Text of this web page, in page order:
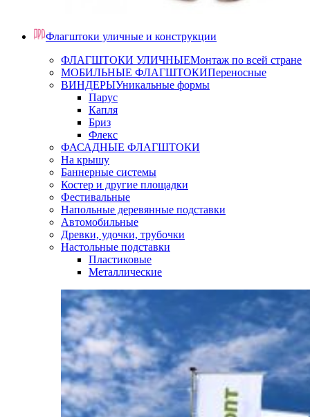
Флагштоки уличные и конструкции
ФЛАГШТОКИ УЛИЧНЫЕМонтаж по всей стране
МОБИЛЬНЫЕ ФЛАГШТОКИПереносные
ВИНДЕРЫУникальные формы
Парус
Капля
Бриз
Флекс
ФАСАДНЫЕ ФЛАГШТОКИ
На крышу
Баннерные системы
Костер и другие площадки
Фестивальные
Напольные деревянные подставки
Автомобильные
Древки, удочки, трубочки
Настольные подставки
Пластиковые
Металлические